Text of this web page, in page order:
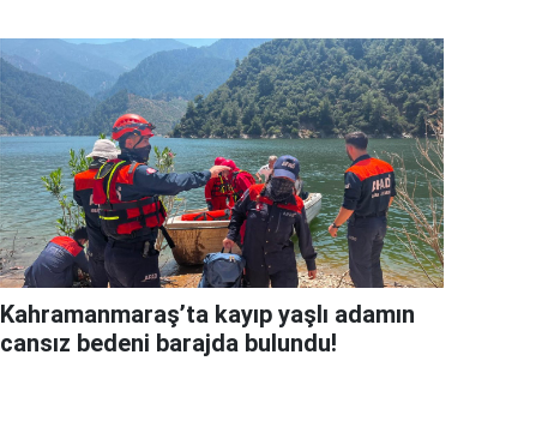
Kahramanmaraş’ta kayıp yaşlı adamın
cansız bedeni barajda bulundu!